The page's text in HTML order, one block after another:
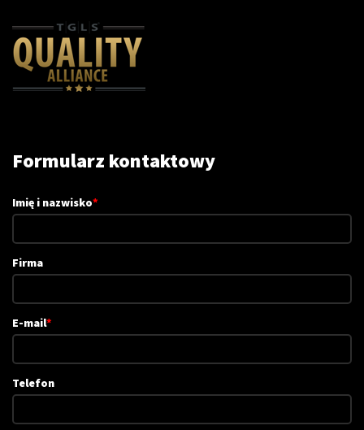
Formularz kontaktowy
Imię i nazwisko*
Firma
E-mail*
Telefon